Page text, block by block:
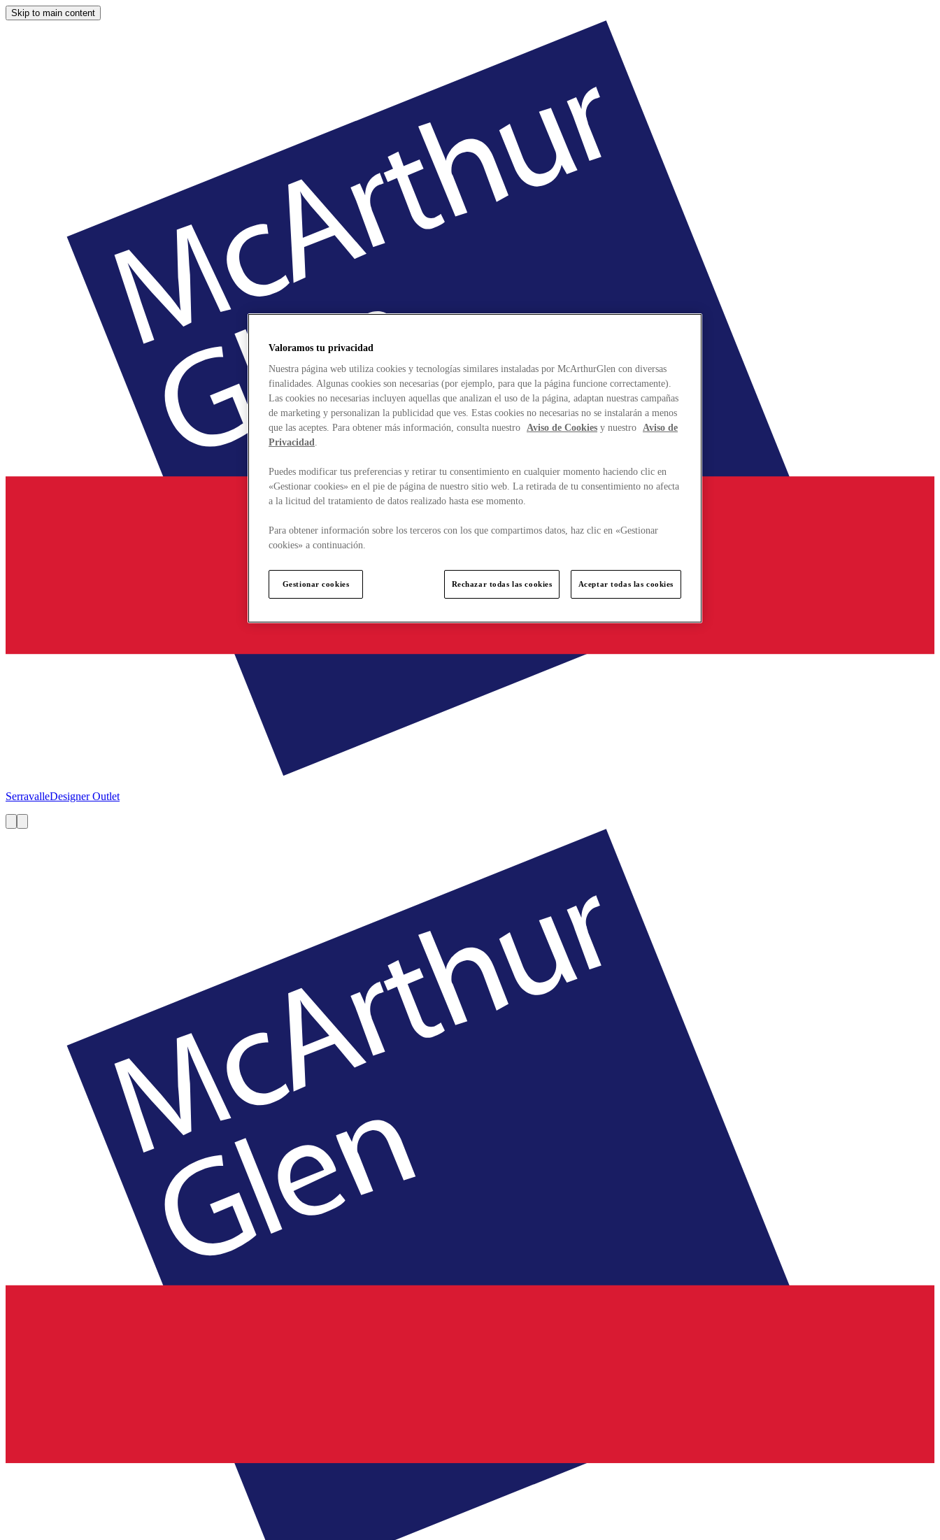
Skip to main content
SerravalleDesigner Outlet
Valoramos tu privacidad
Nuestra página web utiliza cookies y tecnologías similares instaladas por McArthurGlen con diversas
finalidades. Algunas cookies son necesarias (por ejemplo, para que la página funcione correctamente).
Las cookies no necesarias incluyen aquellas que analizan el uso de la página, adaptan nuestras campañas
de marketing y personalizan la publicidad que ves. Estas cookies no necesarias no se instalarán a menos
que las aceptes. Para obtener más información, consulta nuestro Aviso de Cookies y nuestro Aviso de
Privacidad.
Puedes modificar tus preferencias y retirar tu consentimiento en cualquier momento haciendo clic en
«Gestionar cookies» en el pie de página de nuestro sitio web. La retirada de tu consentimiento no afecta
a la licitud del tratamiento de datos realizado hasta ese momento.
Para obtener información sobre los terceros con los que compartimos datos, haz clic en «Gestionar
cookies» a continuación.
Gestionar cookies Rechazar todas las cookies Aceptar todas las cookies